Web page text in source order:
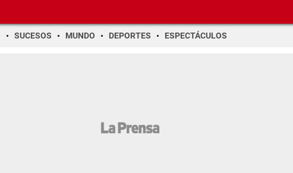
SUCESOS MUNDO DEPORTES ESPECTÁCULOS